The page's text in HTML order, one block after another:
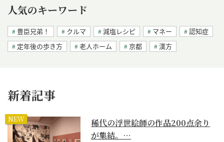
人気のキーワード
豊臣兄弟！ クルマ 減塩レシピ マネー
認知症
定年後の歩き方
老人ホーム 京都 漢方
新着記事
NEW
稀代の浮世絵師の作品200点余り
が集結。…